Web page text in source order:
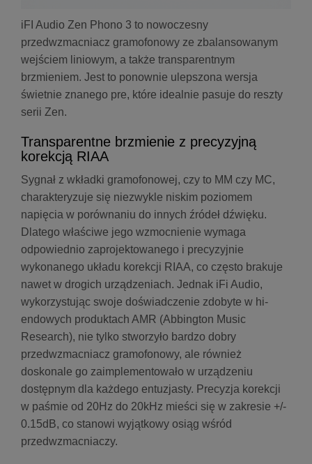
iFI Audio Zen Phono 3 to nowoczesny
przedwzmacniacz gramofonowy ze zbalansowanym
wejściem liniowym, a także transparentnym
brzmieniem. Jest to ponownie ulepszona wersja
świetnie znanego pre, które idealnie pasuje do reszty
serii Zen.
Transparentne brzmienie z precyzyjną
korekcją RIAA
Sygnał z wkładki gramofonowej, czy to MM czy MC,
charakteryzuje się niezwykle niskim poziomem
napięcia w porównaniu do innych źródeł dźwięku.
Dlatego właściwe jego wzmocnienie wymaga
odpowiednio zaprojektowanego i precyzyjnie
wykonanego układu korekcji RIAA, co często brakuje
nawet w drogich urządzeniach. Jednak iFi Audio,
wykorzystując swoje doświadczenie zdobyte w hi-
endowych produktach AMR (Abbington Music
Research), nie tylko stworzyło bardzo dobry
przedwzmacniacz gramofonowy, ale również
doskonale go zaimplementowało w urządzeniu
dostępnym dla każdego entuzjasty. Precyzja korekcji
w paśmie od 20Hz do 20kHz mieści się w zakresie +/-
0.15dB, co stanowi wyjątkowy osiąg wśród
przedwzmacniaczy.